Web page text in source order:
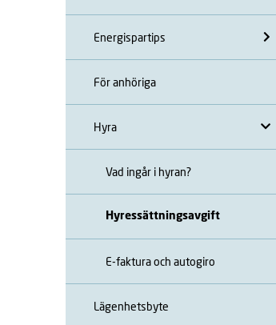
Energispartips
För anhöriga
Hyra
Vad ingår i hyran?
Hyressättningsavgift
E-faktura och autogiro
Lägenhetsbyte